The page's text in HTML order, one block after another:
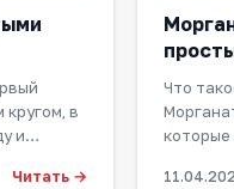
кругом, в
и
Читать →
Что
которые